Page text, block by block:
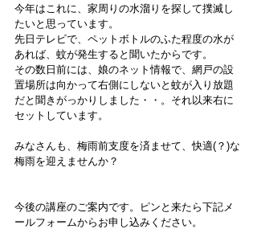
今年はこれに、家周りの水溜りを探して撲滅し
たいと思っています。
先日テレビで、ペットボトルのふた程度の水が
あれば、蚊が発生すると聞いたからです。
その数日前には、娘のネット情報で、網戸の設
置場所は向かって右側にしないと蚊が入り放題
だと聞きがっかりしました・・。それ以来右に
セットしています。
みなさんも、梅雨前支度を済ませて、快適(？)な
梅雨を迎えませんか？
今後の講座のご案内です。ピンと来たら下記メ
ールフォームからお申し込みください。